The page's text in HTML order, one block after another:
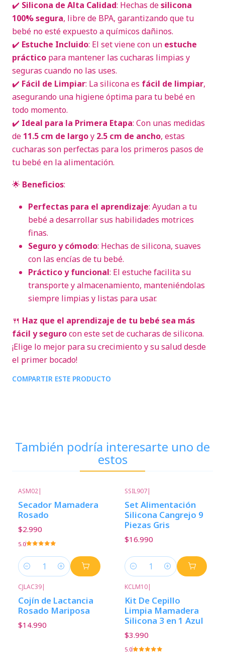
✔️ Silicona de Alta Calidad: Hechas desilicona
100% segura, libre de BPA, garantizando que tu
bebé no esté expuesto a químicos dañinos.
✔️ Estuche Incluido: El set viene con un estuche
práctico para mantener las cucharas limpias y
seguras cuando no las uses.
✔️ Fácil de Limpiar: La silicona es fácil de limpiar,
asegurando una higiene óptima para tu bebé en
todo momento.
✔️ Ideal para la Primera Etapa: Con unas medidas
de 11.5 cm de largoy 2.5 cm de ancho, estas
cucharas son perfectas para los primeros pasos de
tu bebé en la alimentación.
🌟 Beneficios:
Perfectas para el aprendizaje: Ayudan a tu
bebé a desarrollar sus habilidades motrices
finas.
Seguro y cómodo: Hechas de silicona, suaves
con las encías de tu bebé.
Práctico y funcional: El estuche facilita su
transporte y almacenamiento, manteniéndolas
siempre limpias y listas para usar.
🍴 Haz que el aprendizaje de tu bebé sea más
fácil y segurocon este set de cucharas de silicona.
¡Elige lo mejor para su crecimiento y su salud desde
el primer bocado!
COMPARTIR ESTE PRODUCTO
También podría interesarte uno de
estos
ASM02|
Secador Mamadera
Rosado
$2.990
5.0
Cantidad
SSIL907|
Set Alimentación
Silicona Cangrejo 9
Piezas Gris
$16.990
Cantidad
CJLAC39|
Cojín de Lactancia
Rosado Mariposa
$14.990
KCLM10|
Kit De Cepillo
Limpia Mamadera
Silicona 3 en 1 Azul
$3.990
5.0